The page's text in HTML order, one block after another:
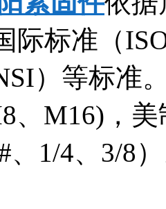
际标准（
）等标准
、M16)，
、1/4、3/8